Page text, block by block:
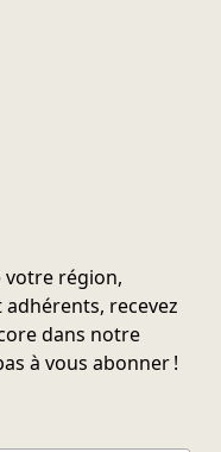
votre région,
recevez
dans notre
à vous abonner !